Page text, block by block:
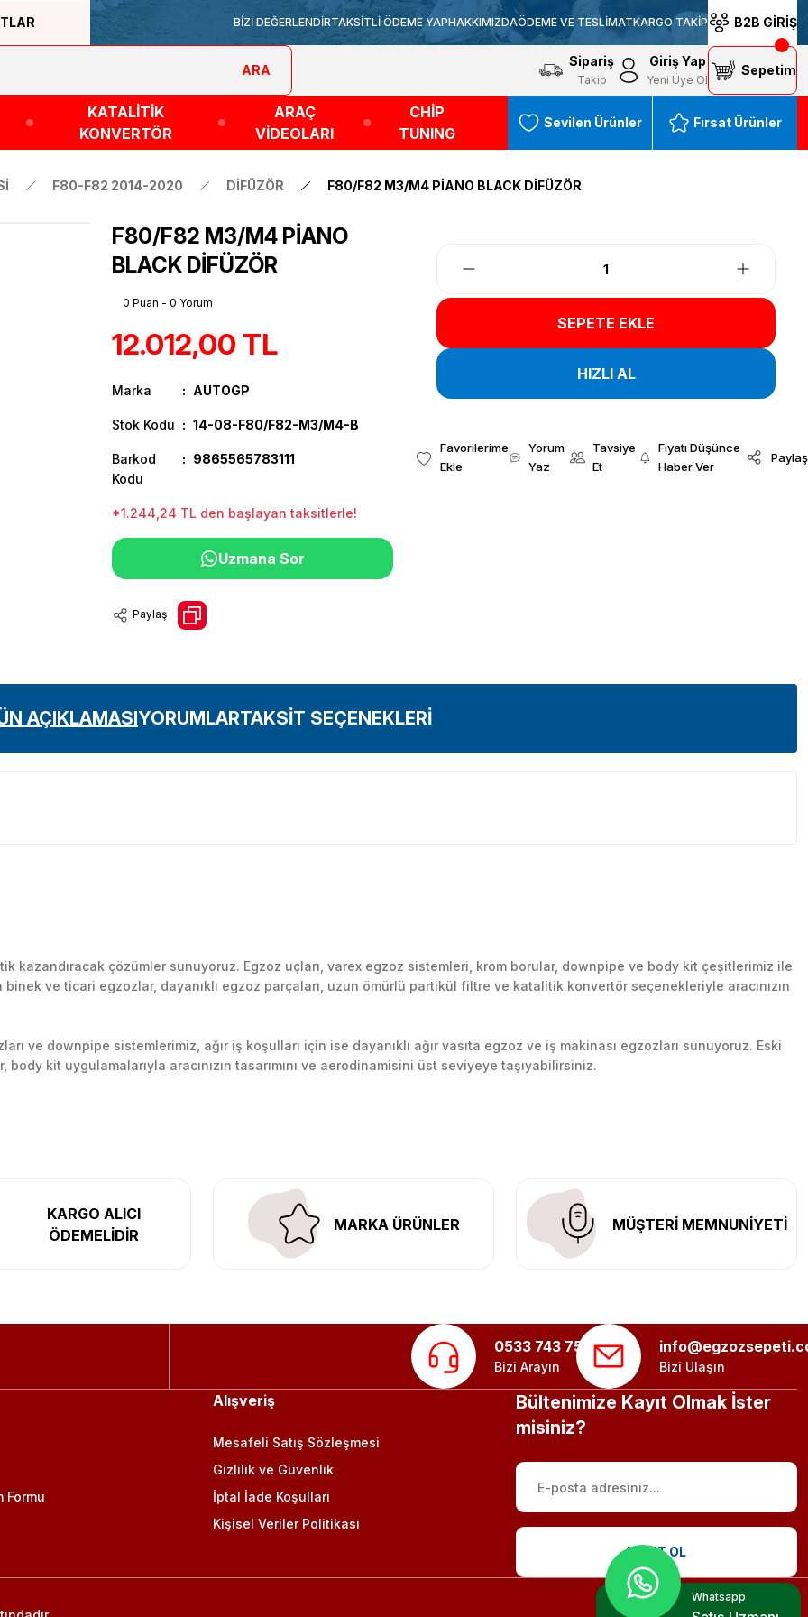
BİZİ DEĞERLENDİRTAKSİTLİ ÖDEME YAPHAKKIMIZDAÖDEME VE TESLİMATKARGO TAKİP B2B GİRİŞ
ARA
Sipariş
Takip
Giriş Yap
Yeni Üye Ol
Sepetim
KATALİTİK
KONVERTÖR
ARAÇ
VİDEOLARI
CHİP
TUNING
Sevilen Ürünler Fırsat Ürünler
F80-F82 2014-2020 DİFÜZÖR F80/F82 M3/M4 PİANO BLACK DİFÜZÖR
F80/F82 M3/M4 PİANO
BLACK DİFÜZÖR
0 Puan - 0 Yorum
12.012,00 TL
Marka AUTOGP
Stok Kodu 14-08-F80/F82-M3/M4-B
Barkod
Kodu
9865565783111
*1.244,24 TL den başlayan taksitlerle!
Uzmana Sor
Paylaş
SEPETE EKLE
HIZLI AL
Yorum
Yaz
Tavsiye
Et
Fiyatı Düşünce
Haber Ver
Paylaş
AÇIKLAMASIYORUMLARTAKSİT SEÇENEKLERİ
Yorum Yaz
kazandıracak çözümler sunuyoruz. Egzoz uçları, varex egzoz sistemleri, krom borular, downpipe ve body kit çeşitlerimiz ile
ve ticari egzozlar, dayanıklı egzoz parçaları, uzun ömürlü partikül filtre ve katalitik konvertör seçenekleriyle aracınızın
ve downpipe sistemlerimiz, ağır iş koşulları için ise dayanıklı ağır vasıta egzoz ve iş makinası egzozları sunuyoruz. Eski
kit uygulamalarıyla aracınızın tasarımını ve aerodinamisini üst seviyeye taşıyabilirsiniz.
KARGO ALICI
ÖDEMELİDİR
MARKA ÜRÜNLER MÜŞTERİ MEMNUNİYETİ
0533 743 75 56
Bizi Arayın Bizi Ulaşın
Formu
Alışveriş
Mesafeli Satış Sözleşmesi
Gizlilik ve Güvenlik
İptal İade Koşullari
Kişisel Veriler Politikası
Bültenimize Kayıt Olmak İster
misiniz?
KAYIT OL
Whatsapp